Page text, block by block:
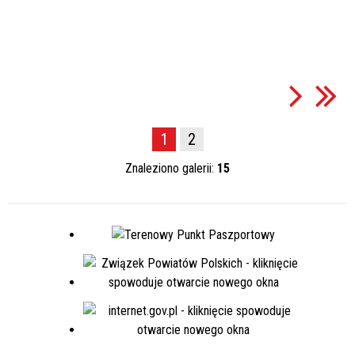
1 2
Znaleziono galerii: 15